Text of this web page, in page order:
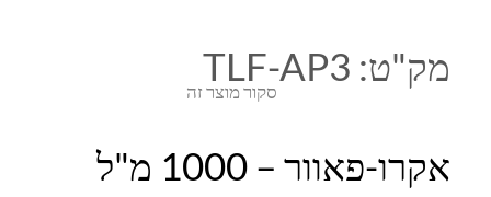
סקור מוצר זה
מק"ט: TLF-AP3
אקרו-פאוור – 1000 מ"ל